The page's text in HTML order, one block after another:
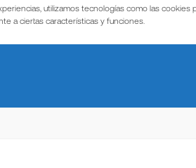
utilizamos tecnologías como las
a ciertas características y funciones.